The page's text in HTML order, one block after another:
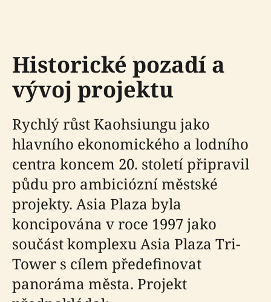
Historické pozadí a
vývoj projektu
Rychlý růst Kaohsiungu jako
hlavního ekonomického a lodního
centra koncem 20. století připravil
půdu pro ambiciózní městské
projekty. Asia Plaza byla
koncipována v roce 1997 jako
součást komplexu Asia Plaza Tri-
Tower s cílem předefinovat
panoráma města. Projekt